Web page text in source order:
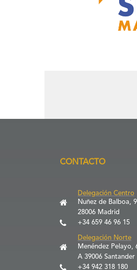
CONTACTO
Delegación Centro
Nuñez de Balboa,
28006 Madrid
+34 659 46 96 15
Delegación Norte
Menéndez Pelayo,
A 39006 Santander
+34 942 318 180